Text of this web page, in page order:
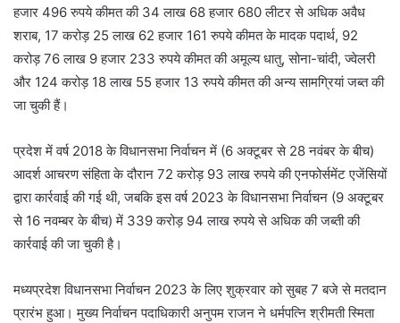
हजार 496 रुपये कीमत की 34 लाख 68 हजार 680 लीटर से अधिक अवैध
शराब, 17 करोड़ 25 लाख 62 हजार 161 रुपये कीमत के मादक पदार्थ, 92
करोड़ 76 लाख 9 हजार 233 रुपये कीमत की अमूल्य धातु, सोना-चांदी, ज्वेलरी
और 124 करोड़ 18 लाख 55 हजार 13 रुपये कीमत की अन्य सामग्रियां जब्त की
जा चुकी हैं।
प्रदेश में वर्ष 2018 के विधानसभा निर्वाचन में (6 अक्टूबर से 28 नवंबर के बीच)
आदर्श आचरण संहिता के दौरान 72 करोड़ 93 लाख रुपये की एनफोर्समेंट एजेंसियों
द्वारा कार्रवाई की गई थी, जबकि इस वर्ष 2023 के विधानसभा निर्वाचन (9 अक्टूबर
से 16 नवम्बर के बीच) में 339 करोड़ 94 लाख रुपये से अधिक की जब्ती की
कार्रवाई की जा चुकी है।
मध्यप्रदेश विधानसभा निर्वाचन 2023 के लिए शुक्रवार को सुबह 7 बजे से मतदान
प्रारंभ हुआ। मुख्य निर्वाचन पदाधिकारी अनुपम राजन ने धर्मपत्नि श्रीमती स्मिता